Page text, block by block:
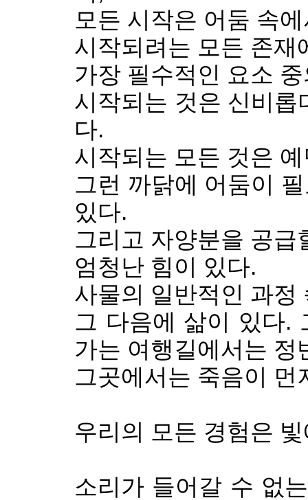
모든 시작은 어둠 속
시작되려는 모든 존재
가장 필수적인 요소
시작되는 것은 신비
다.
시작되는 모든 것은
그런 까닭에 어둠이
있다.
그리고 자양분을 공급
엄청난 힘이 있다.
사물의 일반적인 과정
그 다음에 삶이 있다.
가는 여행길에서는 정
그곳에서는 죽음이 먼
우리의 모든 경험은
소리가 들어갈 수 없